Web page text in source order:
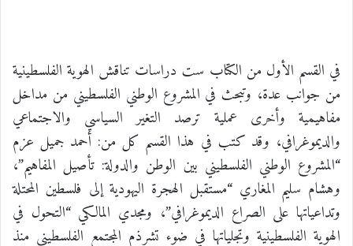
في القسم الأول من الكتاب ست دراسات تناقش الهوية الفلسطينية
من جوانب عدة، وتبحث في المشروع الوطني الفلسطيني من مداخل
مفاهيمية وأخرى عملية ترصد التغير السياسي والاجتماعي
والديموغرافي، وقد كتب في هذا القسم كل من: أحمد جميل عزم
“المشروع الوطني الفلسطيني بين الوطن والدولة: تأصيل المفاهيم”،
وهشام سليم المغاري “مستقبل الهجرة اليهودية إلى فلسطين المحتلة
وتداعياتها على الصراع الديموغرافي”، ومجدي المالكي “التحول في
الهوية الفلسطينية وتجلياتها في ضوء تشرذم المجتمع الفلسطيني منذ